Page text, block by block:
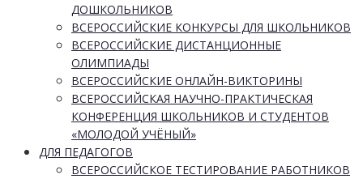
ДОШКОЛЬНИКОВ
ВСЕРОССИЙСКИЕ КОНКУРСЫ ДЛЯ ШКОЛЬНИКОВ
ВСЕРОССИЙСКИЕ ДИСТАНЦИОННЫЕ
ОЛИМПИАДЫ
ВСЕРОССИЙСКИЕ ОНЛАЙН-ВИКТОРИНЫ
ВСЕРОССИЙСКАЯ НАУЧНО-ПРАКТИЧЕСКАЯ
КОНФЕРЕНЦИЯ ШКОЛЬНИКОВ И СТУДЕНТОВ
«МОЛОДОЙ УЧЁНЫЙ»
ДЛЯ ПЕДАГОГОВ
ВСЕРОССИЙСКОЕ ТЕСТИРОВАНИЕ РАБОТНИКОВ